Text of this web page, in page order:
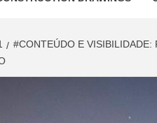
#CONTEÚDO E VISIBILIDADE: